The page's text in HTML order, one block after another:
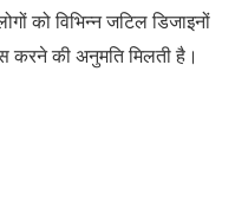
को विभिन्न जटिल डिजाइनों
की अनुमति मिलती है।